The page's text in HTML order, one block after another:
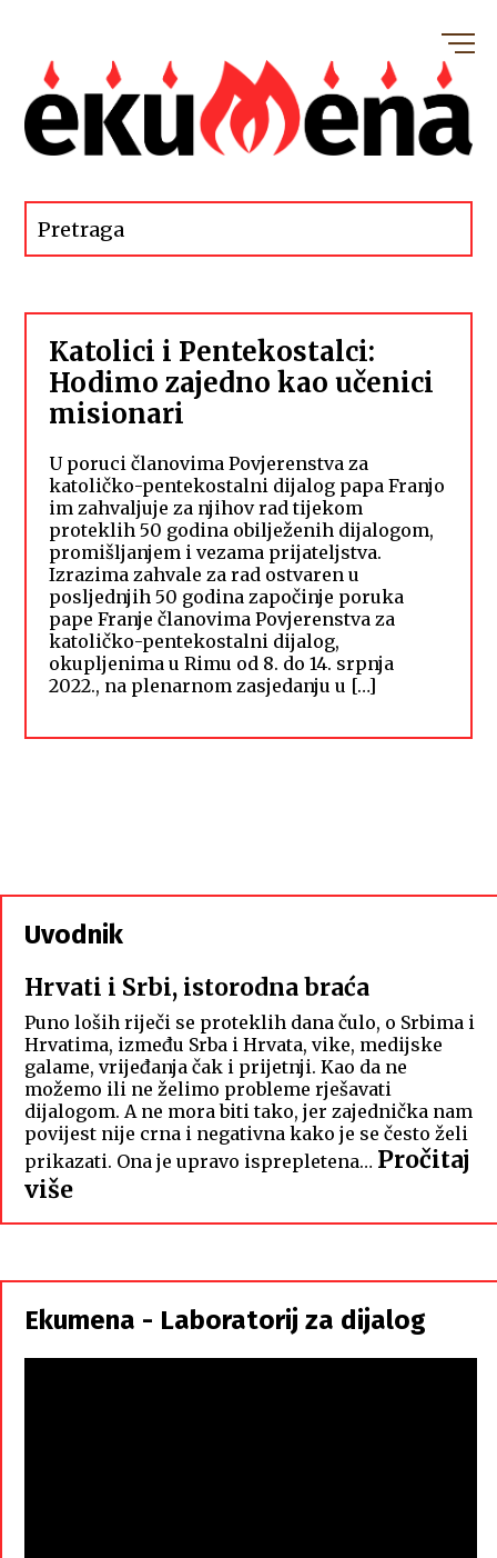
Katolici i Pentekostalci:
Hodimo zajedno kao učenici
misionari
U poruci članovima Povjerenstva za
katoličko-pentekostalni dijalog papa Franjo
im zahvaljuje za njihov rad tijekom
proteklih 50 godina obilježenih dijalogom,
promišljanjem i vezama prijateljstva.
Izrazima zahvale za rad ostvaren u
posljednjih 50 godina započinje poruka
pape Franje članovima Povjerenstva za
katoličko-pentekostalni dijalog,
okupljenima u Rimu od 8. do 14. srpnja
2022., na plenarnom zasjedanju u […]
Uvodnik
Hrvati i Srbi, istorodna braća
Puno loših riječi se proteklih dana čulo, o Srbima i
Hrvatima, između Srba i Hrvata, vike, medijske
galame, vrijeđanja čak i prijetnji. Kao da ne
možemo ili ne želimo probleme rješavati
dijalogom. A ne mora biti tako, jer zajednička nam
povijest nije crna i negativna kako je se često želi
prikazati. Ona je upravo isprepletena… Pročitaj
više:
Hrvati
Srbi,
istorodna
braća
Ekumena - Laboratorij za dijalog